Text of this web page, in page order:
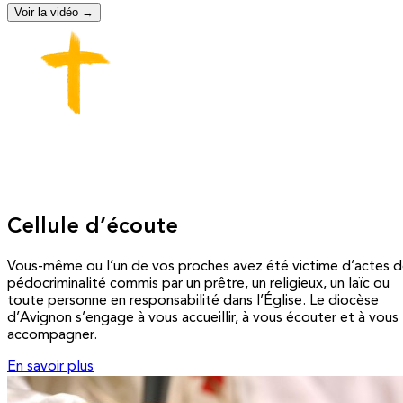
Voir la vidéo →
Cellule d’écoute
Vous-même ou l’un de vos proches avez été victime d’actes
pédocriminalité commis par un prêtre, un religieux, un laïc ou
toute personne en responsabilité dans l’Église. Le diocèse
d’Avignon s’engage à vous accueillir, à vous écouter et à vous
accompagner.
En savoir plus